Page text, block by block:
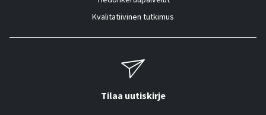
Kvalitatiivinen tutkimus
Tilaa uutiskirje